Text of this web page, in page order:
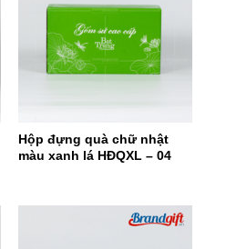
Hộp đựng quà chữ nhật
màu xanh lá HĐQXL – 04